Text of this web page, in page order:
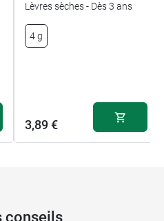
de la densité
la peau est nourrie,
Les rides sont lissées
tonique et éclatante.
de 40 ml
nous vous
Lèvres sèches - Dès 3 ans
4 g
3,89 €
conseils